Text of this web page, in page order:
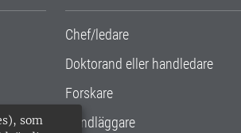
som
Chef/ledare
Doktorand eller handledare
Forskare
Handläggare